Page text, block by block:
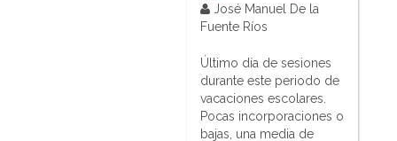
José Manuel De la
Fuente Ríos
Último día de sesiones
durante este periodo de
vacaciones escolares.
Pocas incorporaciones o
bajas, una media de